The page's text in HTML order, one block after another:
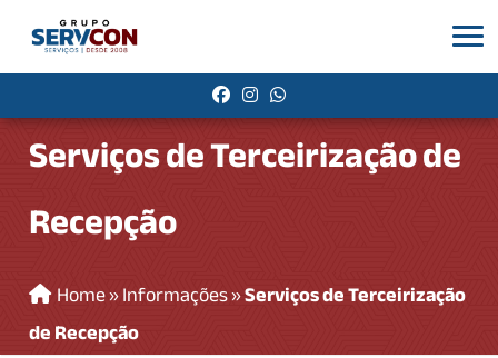
Serviços de Terceirização de
Recepção
Home»Informações»Serviços de Terceirização
de Recepção